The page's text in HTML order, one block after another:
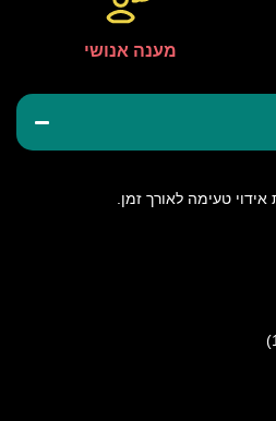
טעימה לאורך זמן.
מענה אנושי